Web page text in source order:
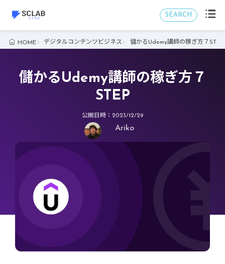
SEARCH
HOME デジタルコンテンツビジネス 儲かるUdemy講師の稼ぎ方７STEP
儲かるUdemy講師の稼ぎ方７
STEP
公開日時：2023/12/29
Ariko